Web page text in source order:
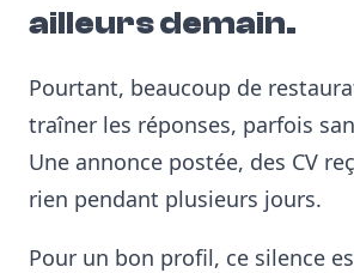
ailleurs demain.
Pourtant, beaucoup de
traîner les réponses, parfois
Une annonce postée, des CV
rien pendant plusieurs jours.
Pour un bon profil, ce silence